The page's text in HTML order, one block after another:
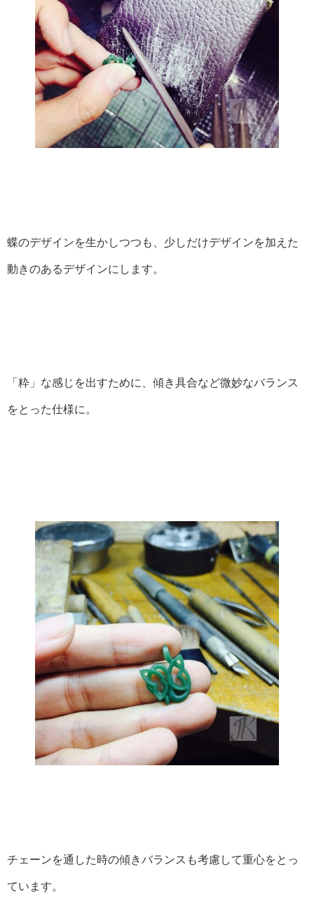
蝶のデザインを生かしつつも、少しだけデザインを加えた
動きのあるデザインにします。
「粋」な感じを出すために、傾き具合など微妙なバランス
をとった仕様に。
チェーンを通した時の傾きバランスも考慮して重心をとっ
ています。